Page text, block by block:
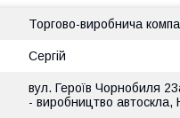
Торгово-виробнича
Сергій
вул. Героїв Чорнобиля
- виробництво автоскла,